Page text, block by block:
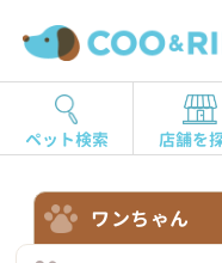
ペット検索 店舗を
ワンちゃん